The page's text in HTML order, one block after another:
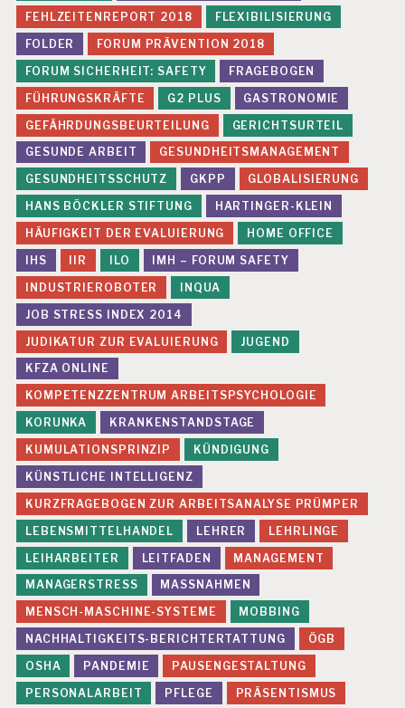
FEHLZEITENREPORT 2018
FLEXIBILISIERUNG
FOLDER
FORUM PRÄVENTION 2018
FORUM SICHERHEIT: SAFETY
FRAGEBOGEN
FÜHRUNGSKRÄFTE
G2 PLUS
GASTRONOMIE
GEFÄHRDUNGSBEURTEILUNG
GERICHTSURTEIL
GESUNDE ARBEIT
GESUNDHEITSMANAGEMENT
GESUNDHEITSSCHUTZ
GKPP
GLOBALISIERUNG
HANS BÖCKLER STIFTUNG
HARTINGER-KLEIN
HÄUFIGKEIT DER EVALUIERUNG
HOME OFFICE
IHS
IIR ILO
IMH – FORUM SAFETY
INDUSTRIEROBOTER
INQUA
JOB STRESS INDEX 2014
JUDIKATUR ZUR EVALUIERUNG
JUGEND
KFZA ONLINE
KOMPETENZZENTRUM ARBEITSPSYCHOLOGIE
KORUNKA
KRANKENSTANDSTAGE
KUMULATIONSPRINZIP
KÜNDIGUNG
KÜNSTLICHE INTELLIGENZ
KURZFRAGEBOGEN ZUR ARBEITSANALYSE PRÜMPER
LEBENSMITTELHANDEL
LEHRER
LEHRLINGE
LEIHARBEITER
LEITFADEN
MANAGEMENT
MANAGERSTRESS
MASSNAHMEN
MENSCH-MASCHINE-SYSTEME
MOBBING
NACHHALTIGKEITS-BERICHTERTATTUNG
ÖGB
OSHA
PANDEMIE
PAUSENGESTALTUNG
PERSONALARBEIT
PFLEGE PRÄSENTISMUS